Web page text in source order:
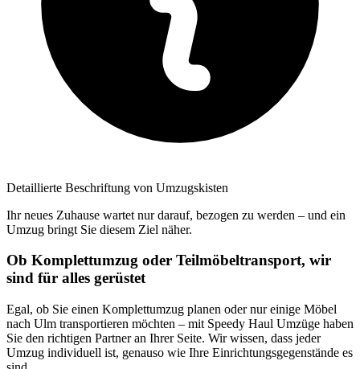
Detaillierte Beschriftung von Umzugskisten
Ihr neues Zuhause wartet nur darauf, bezogen zu werden – und ein
Umzug bringt Sie diesem Ziel näher.
Ob Komplettumzug oder Teilmöbeltransport, wir
sind für alles gerüstet
Egal, ob Sie einen Komplettumzug planen oder nur einige Möbel
nach Ulm transportieren möchten – mit Speedy Haul Umzüge haben
Sie den richtigen Partner an Ihrer Seite. Wir wissen, dass jeder
Umzug individuell ist, genauso wie Ihre Einrichtungsgegenstände es